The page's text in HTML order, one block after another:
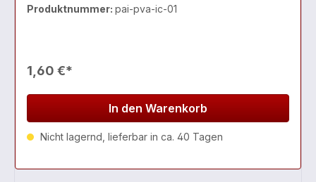
Produktnummer: pai-pva-ic-01
1,60 €*
In den Warenkorb
Nicht lagernd, lieferbar in ca. 40 Tagen